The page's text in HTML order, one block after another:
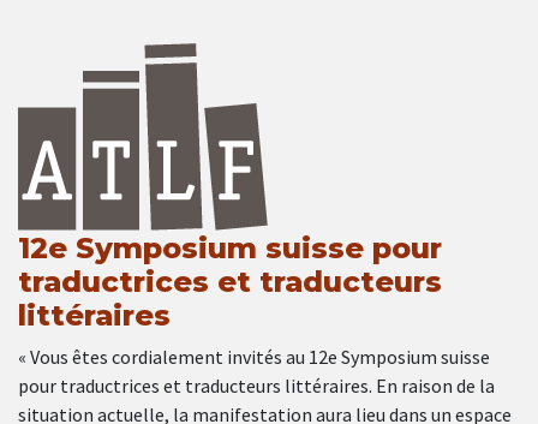
12e Symposium suisse pour
traductrices et traducteurs
littéraires
« Vous êtes cordialement invités au 12e Symposium suisse
pour traductrices et traducteurs littéraires. En raison de la
situation actuelle, la manifestation aura lieu dans un espace